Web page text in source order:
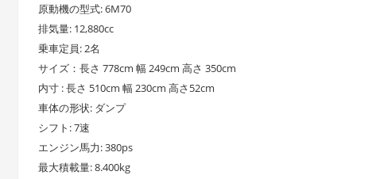
原動機の型式: 6M70
排気量: 12,880cc
乗車定員: 2名
サイズ：長さ 778cm 幅 249cm 高さ 350cm
内寸 : 長さ 510cm 幅 230cm 高さ52cm
車体の形状: ダンプ
シフト: 7速
エンジン馬力: 380ps
最大積載量: 8.400kg